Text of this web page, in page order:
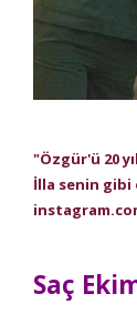
"Özgür'ü 20
İlla senin gibi
Saç